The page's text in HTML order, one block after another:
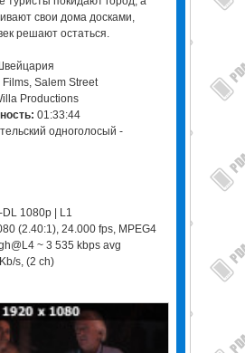
свои дома досками,
решают остаться.
Films, Salem Street
Productions
01:33:44
одноголосый -
DL 1080p | L1
(2.40:1), 24.000 fps, MPEG4
~ 3 535 kbps avg
s, (2 ch)